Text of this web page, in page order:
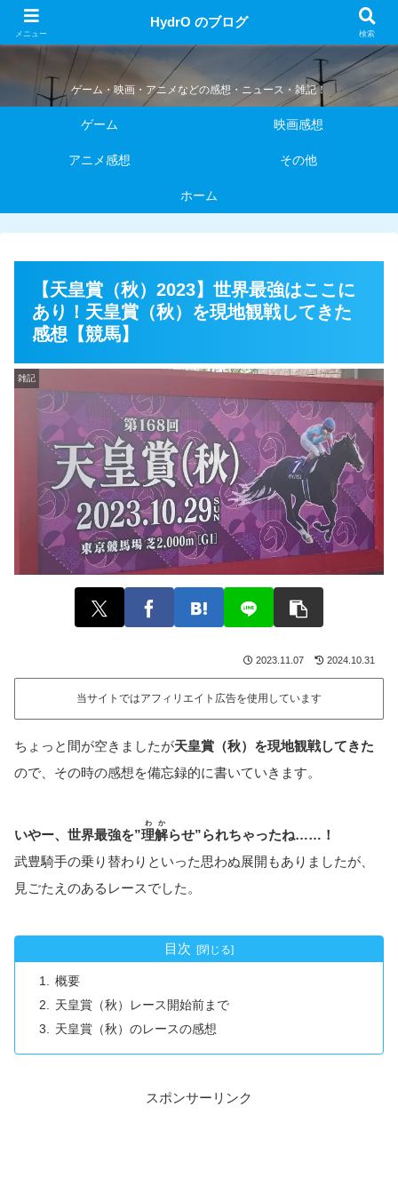
HydrO のブログ
ゲーム・映画・アニメなどの感想・ニュース・雑記！
ゲーム 映画感想
アニメ感想 その他
ホーム
【天皇賞（秋）2023】世界最強はここに
あり！天皇賞（秋）を現地観戦してきた
感想【競馬】
雑記
2023.11.07 2024.10.31
当サイトではアフィリエイト広告を使用しています
ちょっと間が空きましたが天皇賞（秋）を現地観戦してきた
ので、その時の感想を備忘録的に書いていきます。
いやー、世界最強を”理解
わか
らせ”られちゃったね……！
武豊騎手の乗り替わりといった思わぬ展開もありましたが、
見ごたえのあるレースでした。
目次
概要
天皇賞（秋）レース開始前まで
天皇賞（秋）のレースの感想
スポンサーリンク
メニュー
HydrO のブログ
検索